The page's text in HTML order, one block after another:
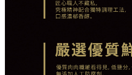
恩沛科技股份有限公司將有權停止該用戶之使